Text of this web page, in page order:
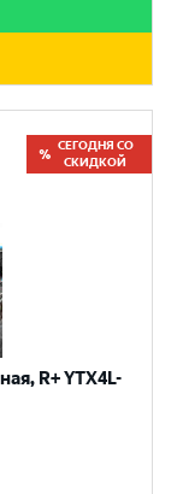
СЕГОДНЯ СО
СКИДКОЙ
R+ YTX4L-